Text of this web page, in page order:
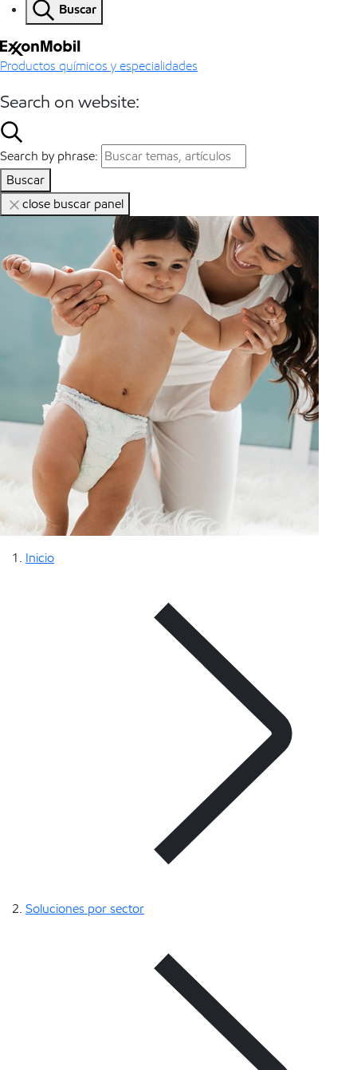
Buscar
Productos químicos y especialidades
Search on website:
Search by phrase:
Buscar
close buscar panel
Inicio
Soluciones por sector